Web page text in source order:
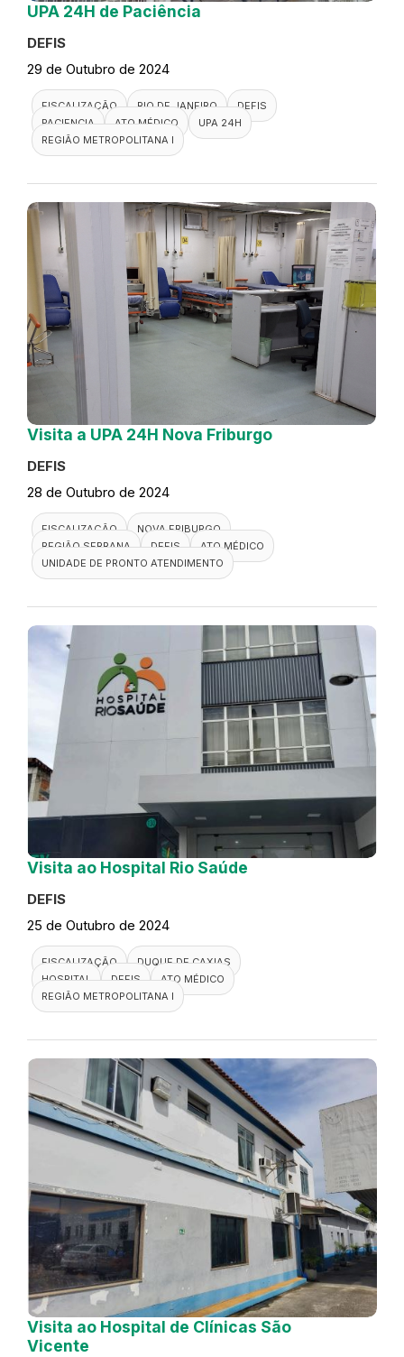
UPA 24H de Paciência
DEFIS
29 de Outubro de 2024
FISCALIZAÇÃO RIO DE JANEIRO
DEFIS
PACIENCIA
ATO MÉDICO
UPA 24H
REGIÃO METROPOLITANA I
Visita a UPA 24H Nova Friburgo
DEFIS
28 de Outubro de 2024
FISCALIZAÇÃO
NOVA FRIBURGO
REGIÃO SERRANA
DEFIS
ATO MÉDICO
UNIDADE DE PRONTO ATENDIMENTO
Visita ao Hospital Rio Saúde
DEFIS
25 de Outubro de 2024
FISCALIZAÇÃO
DUQUE DE CAXIAS
HOSPITAL
DEFIS
ATO MÉDICO
REGIÃO METROPOLITANA I
Visita ao Hospital de Clínicas São
Vicente